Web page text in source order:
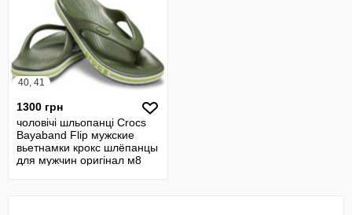
40, 41
1300 грн
чоловічі шльопанці Crocs
Bayaband Flip мужские
вьетнамки крокс шлёпанцы
для мужчин оригінал м8